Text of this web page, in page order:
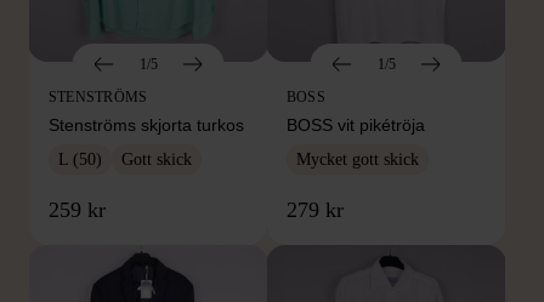
1/5
STENSTRÖMS
Stenströms skjorta turkos
L (50) Gott skick
259 kr
1/5
BOSS
BOSS vit pikétröja
Mycket gott skick
279 kr